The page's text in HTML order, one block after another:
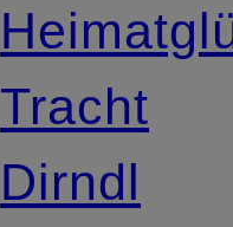
Tracht
Dirndl